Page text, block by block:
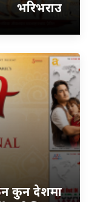
भरिभराउ
कुन देशमा